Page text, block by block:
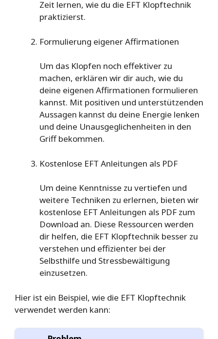
Zeit lernen, wie du die EFT Klopftechnik
praktizierst.
Formulierung eigener Affirmationen
Um das Klopfen noch effektiver zu
machen, erklären wir dir auch, wie du
deine eigenen Affirmationen formulieren
kannst. Mit positiven und unterstützenden
Aussagen kannst du deine Energie lenken
und deine Unausgeglichenheiten in den
Griff bekommen.
Kostenlose EFT Anleitungen als PDF
Um deine Kenntnisse zu vertiefen und
weitere Techniken zu erlernen, bieten wir
kostenlose EFT Anleitungen als PDF zum
Download an. Diese Ressourcen werden
dir helfen, die EFT Klopftechnik besser zu
verstehen und effizienter bei der
Selbsthilfe und Stressbewältigung
einzusetzen.
Hier ist ein Beispiel, wie die EFT Klopftechnik
verwendet werden kann: